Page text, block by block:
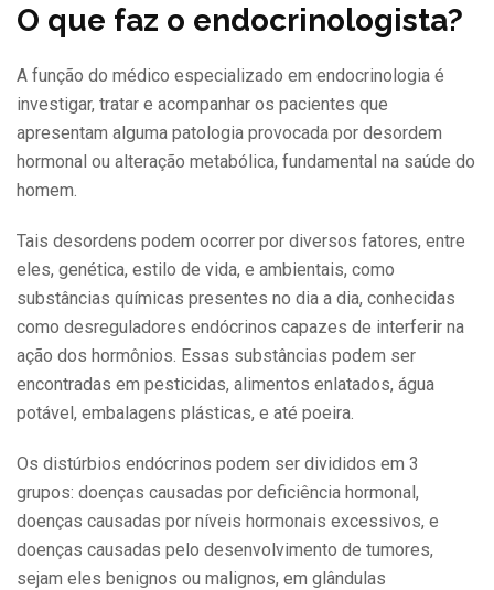
O que faz o endocrinologista?
A função do médico especializado em endocrinologia é
investigar, tratar e acompanhar os pacientes que
apresentam alguma patologia provocada por desordem
hormonal ou alteração metabólica, fundamental na saúde do
homem.
Tais desordens podem ocorrer por diversos fatores, entre
eles, genética, estilo de vida, e ambientais, como
substâncias químicas presentes no dia a dia, conhecidas
como desreguladores endócrinos capazes de interferir na
ação dos hormônios. Essas substâncias podem ser
encontradas em pesticidas, alimentos enlatados, água
potável, embalagens plásticas, e até poeira.
Os distúrbios endócrinos podem ser divididos em 3
grupos: doenças causadas por deficiência hormonal,
doenças causadas por níveis hormonais excessivos, e
doenças causadas pelo desenvolvimento de tumores,
sejam eles benignos ou malignos, em glândulas